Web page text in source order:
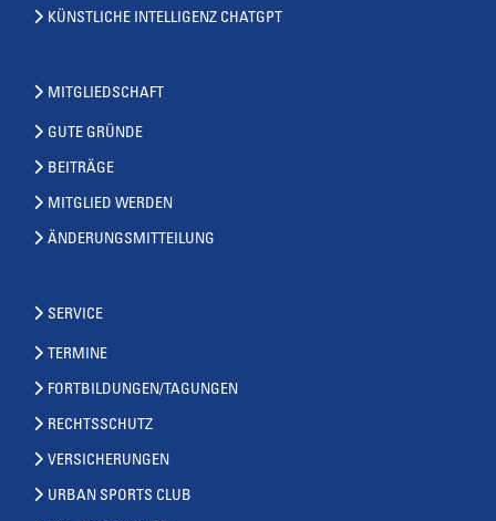
KÜNSTLICHE INTELLIGENZ CHATGPT
MITGLIEDSCHAFT
GUTE GRÜNDE
BEITRÄGE
MITGLIED WERDEN
ÄNDERUNGSMITTEILUNG
SERVICE
TERMINE
FORTBILDUNGEN/TAGUNGEN
RECHTSSCHUTZ
VERSICHERUNGEN
URBAN SPORTS CLUB